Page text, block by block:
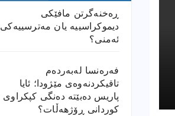
ڕەخنەگرتن مافێکی
دیموکراسییە یان مەترسییەکی
ئەمنی؟
فەرەنسا لەبەردەم
تاقیکردنەوەی مێژودا؛ ئایا
پاریس دەبێتە دەنگی کپکراوی
کوردانی ڕۆژھەڵات؟